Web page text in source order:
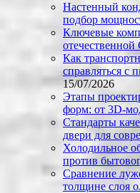
Настенный
подбор
Ключевые
Как
справляться с
15/07/2026
Этапы
форм: от 3D-
Стандарты
двери для
Холодильное
против
Сравнение
толщине слоя